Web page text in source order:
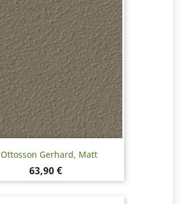
Ottosson Gerhard, Matt
Pris
63,90 €